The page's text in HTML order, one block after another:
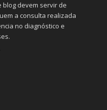
devem servir de
a consulta realizada
no diagnóstico e
as pessoas que